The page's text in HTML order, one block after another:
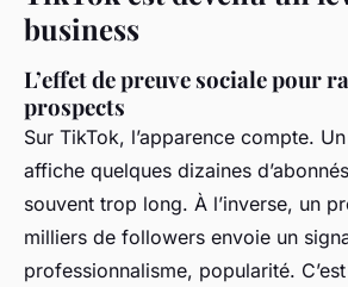
business
L’effet de preuve sociale pour
prospects
Sur TikTok, l’apparence compte.
affiche quelques dizaines
souvent trop long. À l’inverse, un
milliers de followers envoie un
professionnalisme, popularité.